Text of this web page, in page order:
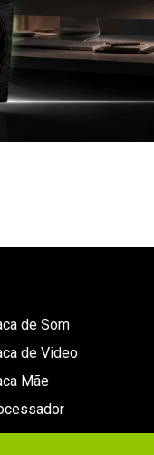
de Som
de Video
Mãe